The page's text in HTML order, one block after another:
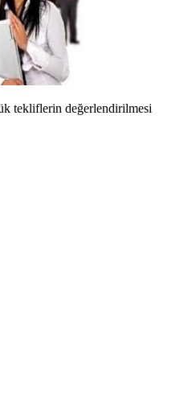
tekliflerin değerlendirilmesi